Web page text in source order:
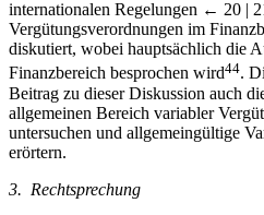
internationalen Regelungen ← 20 |
Vergütungsverordnungen im
diskutiert, wobei hauptsächlich die
Finanzbereich besprochen wird44.
Beitrag zu dieser Diskussion auch
allgemeinen Bereich variabler
untersuchen und allgemeingültige
erörtern.
3. Rechtsprechung